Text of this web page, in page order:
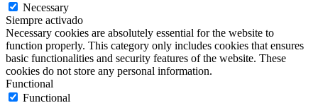
Necessary
Siempre activado
Necessary cookies are absolutely essential for the website to
function properly. This category only includes cookies that ensures
basic functionalities and security features of the website. These
cookies do not store any personal information.
Functional
Functional